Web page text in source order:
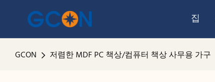
집
GCON 저렴한 MDF PC 책상/컴퓨터 책상 사무용 가구